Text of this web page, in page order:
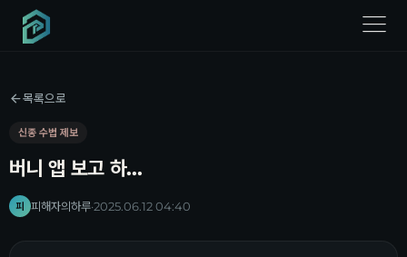
menu
목록으로
신종 수법 제보
버니 앱 보고 하...
피 피해자의하루·2025.06.12 04:40